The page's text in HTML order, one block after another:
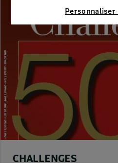
CHALLENGES
Connaître notre politique
Personnaliser